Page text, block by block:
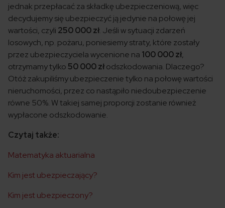
jednak przepłacać za składkę ubezpieczeniową, więc
decydujemy się ubezpieczyć ją jedynie na połowę jej
wartości, czyli 250 000 zł. Jeśli w sytuacji zdarzeń
losowych, np. pożaru, poniesiemy straty, które zostały
przez ubezpieczyciela wycenione na 100 000 zł,
otrzymamy tylko 50 000 złodszkodowania. Dlaczego?
Otóż zakupiliśmy ubezpieczenie tylko na połowę wartości
nieruchomości, przez co nastąpiło niedoubezpieczenie
równe 50%. W takiej samej proporcji zostanie również
wypłacone odszkodowanie.
Czytaj także:
Matematyka aktuarialna
Kim jest ubezpieczający?
Kim jest ubezpieczony?